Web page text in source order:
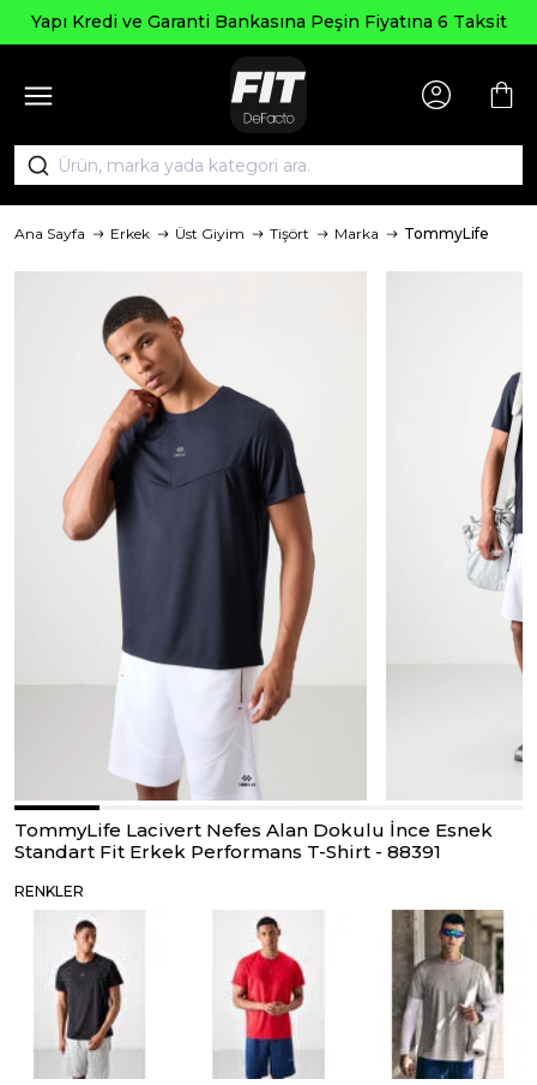
Yapı Kredi ve Garanti Bankasına Peşin Fiyatına 6 Taksit
Ana Sayfa Erkek Üst Giyim Tişört Marka TommyLife
TommyLife Lacivert Nefes Alan Dokulu İnce Esnek
Standart Fit Erkek Performans T-Shirt - 88391
RENKLER